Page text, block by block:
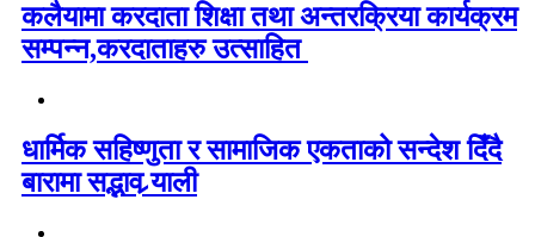
कलैयामा करदाता शिक्षा तथा अन्तरक्रिया कार्यक्रम
सम्पन्न,करदाताहरु उत्साहित
धार्मिक सहिष्णुता र सामाजिक एकताको सन्देश दिँदै
बारामा सद्भाव र्‍याली